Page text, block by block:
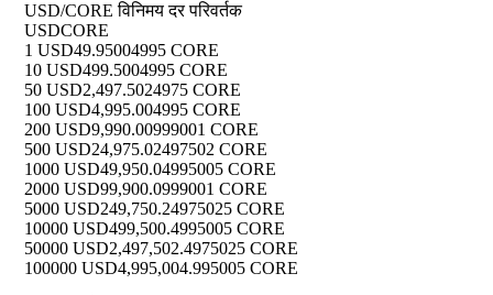
USD/CORE विनिमय दर परिवर्तक
USDCORE
1 USD49.95004995 CORE
10 USD499.5004995 CORE
50 USD2,497.5024975 CORE
100 USD4,995.004995 CORE
200 USD9,990.00999001 CORE
500 USD24,975.02497502 CORE
1000 USD49,950.04995005 CORE
2000 USD99,900.0999001 CORE
5000 USD249,750.24975025 CORE
10000 USD499,500.4995005 CORE
50000 USD2,497,502.4975025 CORE
100000 USD4,995,004.995005 CORE